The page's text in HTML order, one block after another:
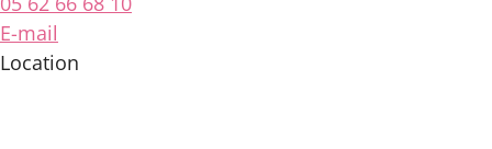
E-mail
Location